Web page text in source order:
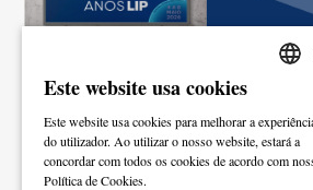
LIP – Há 40 anos a
Em maio de 2026 o LIP faz 40
ENGLISH
Este website usa cookies
Este website usa cookies para melhorar a
do utilizador. Ao utilizar o nosso website, estará a
concordar com todos os cookies de acordo com
Política de Cookies.